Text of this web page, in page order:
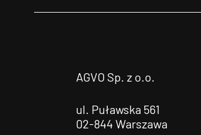
AGVO Sp. z o.o.
ul. Puławska 561
02-844 Warszawa